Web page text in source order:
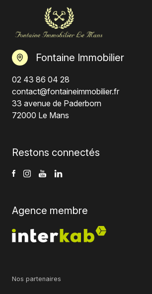
Fontaine Immobilier
02 43 86 04 28
contact@fontaineimmobilier.fr
33 avenue de Paderborn
72000 Le Mans
Restons connectés
Agence membre
Nos partenaires